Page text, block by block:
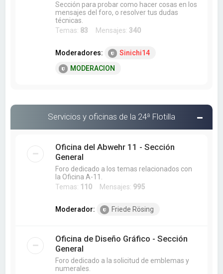
Sección para probar como hacer cosas en los
mensajes del foro, o resolver tus dudas
técnicas.
Temas: 83 Mensajes: 340
Moderadores:
Sinichi14
MODERACION
Servicios y oficinas de la 24ª Flotilla
Oficina del Abwehr 11 - Sección
General
Foro dedicado a los temas relacionados con
la Oficina A-11.
Temas: 110 Mensajes: 995
Moderador: Friede Rösing
Oficina de Diseño Gráfico - Sección
General
Foro dedicado a la solicitud de emblemas y
numerales.